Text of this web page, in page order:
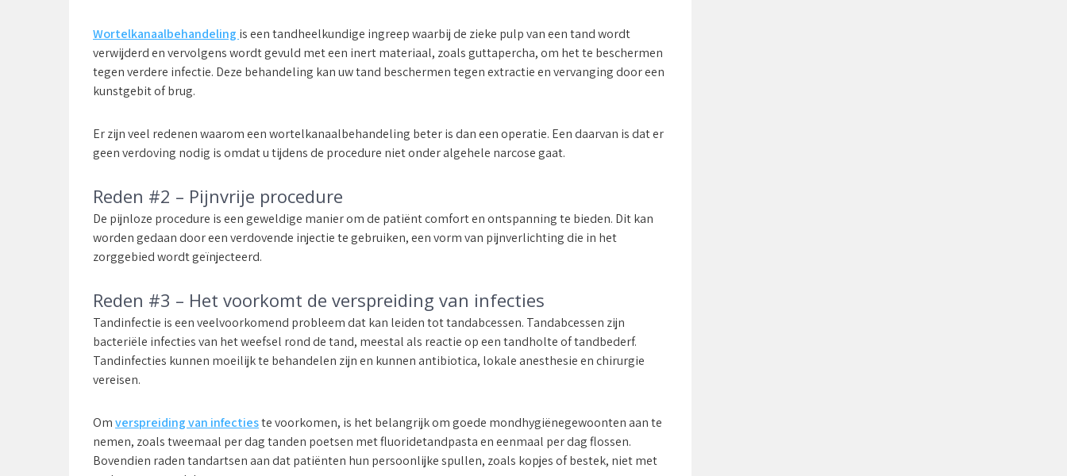
Wortelkanaalbehandeling is een tandheelkundige ingreep waarbij de zieke pulp van een tand wordt
verwijderd en vervolgens wordt gevuld met een inert materiaal, zoals guttapercha, om het te beschermen
tegen verdere infectie. Deze behandeling kan uw tand beschermen tegen extractie en vervanging door een
kunstgebit of brug.
Er zijn veel redenen waarom een wortelkanaalbehandeling beter is dan een operatie. Een daarvan is dat er
geen verdoving nodig is omdat u tijdens de procedure niet onder algehele narcose gaat.
Reden #2 – Pijnvrije procedure
De pijnloze procedure is een geweldige manier om de patiënt comfort en ontspanning te bieden. Dit kan
worden gedaan door een verdovende injectie te gebruiken, een vorm van pijnverlichting die in het
zorggebied wordt geïnjecteerd.
Reden #3 – Het voorkomt de verspreiding van infecties
Tandinfectie is een veelvoorkomend probleem dat kan leiden tot tandabcessen. Tandabcessen zijn
bacteriële infecties van het weefsel rond de tand, meestal als reactie op een tandholte of tandbederf.
Tandinfecties kunnen moeilijk te behandelen zijn en kunnen antibiotica, lokale anesthesie en chirurgie
vereisen.
Omverspreiding van infectieste voorkomen, is het belangrijk om goede mondhygiënegewoonten aan te
nemen, zoals tweemaal per dag tanden poetsen met fluoridetandpasta en eenmaal per dag flossen.
Bovendien raden tandartsen aan dat patiënten hun persoonlijke spullen, zoals kopjes of bestek, niet met